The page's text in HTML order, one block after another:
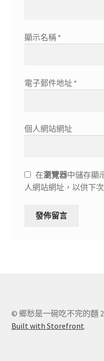
顯示名稱 *
電子郵件地址 *
個人網站網址
在瀏覽器中儲存顯
人網站網址，以供下
© 鄉愁是一碗吃不完的麵
Built with Storefront.